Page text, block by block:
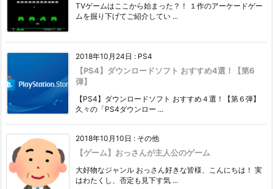
TVゲームはここから始まった？！ １作のアーケードゲー
ムを掘り下げてご紹介してい ...
2018年10月24日 : PS4
【PS4】ダウンロードソフト おすすめ4選！【第6
弾】
【PS4】ダウンロードソフト おすすめ４選！【第６弾】
久々の「PS4ダウンロー ...
2018年10月10日 : その他
【ゲーム】おっさんが主人公のゲーム
大好物なジャンル おっさん好きな皆様、こんにちは！ 実
はわたくし、否定も見下す気 ...